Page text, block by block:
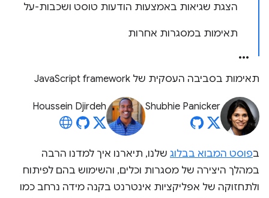
הצגת שגיאות באמצעות הודעות טוסט ושכבות-על
תאימות במסגרות אחרות
תאימות בסביבה העסקית של JavaScript framework
Shubhie Panicker
Houssein Djirdeh
בפוסט המבוא בבלוג שלנו, תיארנו איך למדנו הרבה
במהלך היצירה של מסגרות וכלים, והשימוש בהם לפיתוח
ולתחזוקה של אפליקציות אינטרנט בקנה מידה נרחב כמו